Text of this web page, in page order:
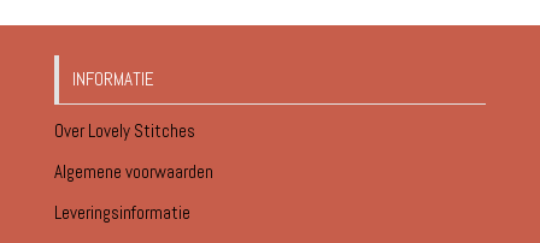
INFORMATIE
Over Lovely Stitches
Algemene voorwaarden
Leveringsinformatie